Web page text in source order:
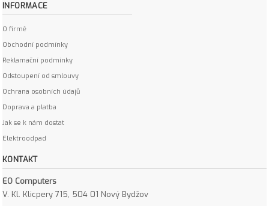
INFORMACE
O firmě
Obchodní podmínky
Reklamační podmínky
Odstoupení od smlouvy
Ochrana osobních údajů
Doprava a platba
Jak se k nám dostat
Elektroodpad
KONTAKT
EO Computers
V. Kl. Klicpery 715, 504 01 Nový Bydžov